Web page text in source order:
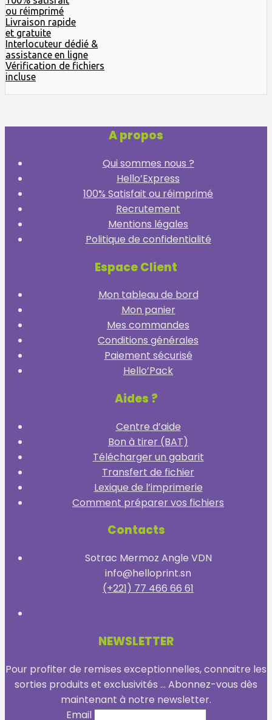
ou réimprimé
Livraison rapide
et gratuite
Interlocuteur dédié &
assistance en ligne
Vérification de fichiers
incluse
A propos
Qui sommes nous ?
Hello’Express
100% Satisfait ou réimprimé
Recrutement
Mentions légales
Politique de confidentialité
Espace Client
Mon tableau de bord
Mon panier
Mes commandes
Conditions générales
Paiement sécurisé
Hello’Pack
Aides ?
Centre d’aide
Bon à tirer (BAT)
Télécharger un gabarit
Transfert de fichier
Lexique de l’imprimerie
Comment préparer vos fichiers
Contacts
Sotrac Mermoz Angle VDN
info@helloprint.sn
(+221) 77 466 66 61
NEWSLETTER
Pour profiter de remises exceptionnelles, connaitre les
sorties produits et exclusivités ... Abonnez-vous dès
maintenant à notre newsletter.
Email